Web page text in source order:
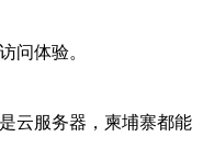
问体验。
云服务器，柬埔寨都能